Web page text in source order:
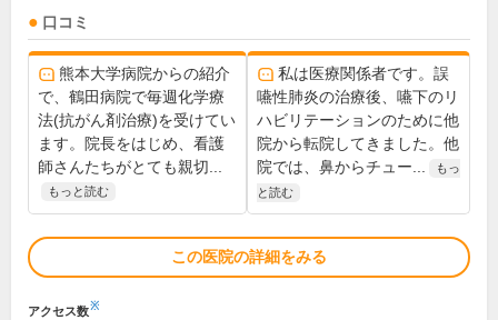
口コミ
熊本大学病院からの紹介
で、鶴田病院で毎週化学療
法(抗がん剤治療)を受けてい
ます。院長をはじめ、看護
師さんたちがとても親切...
もっと読む
私は医療関係者です。誤
嚥性肺炎の治療後、嚥下のリ
ハビリテーションのために他
院から転院してきました。他
院では、鼻からチュー...
もっ
と読む
この医院の詳細をみる
アクセス数※